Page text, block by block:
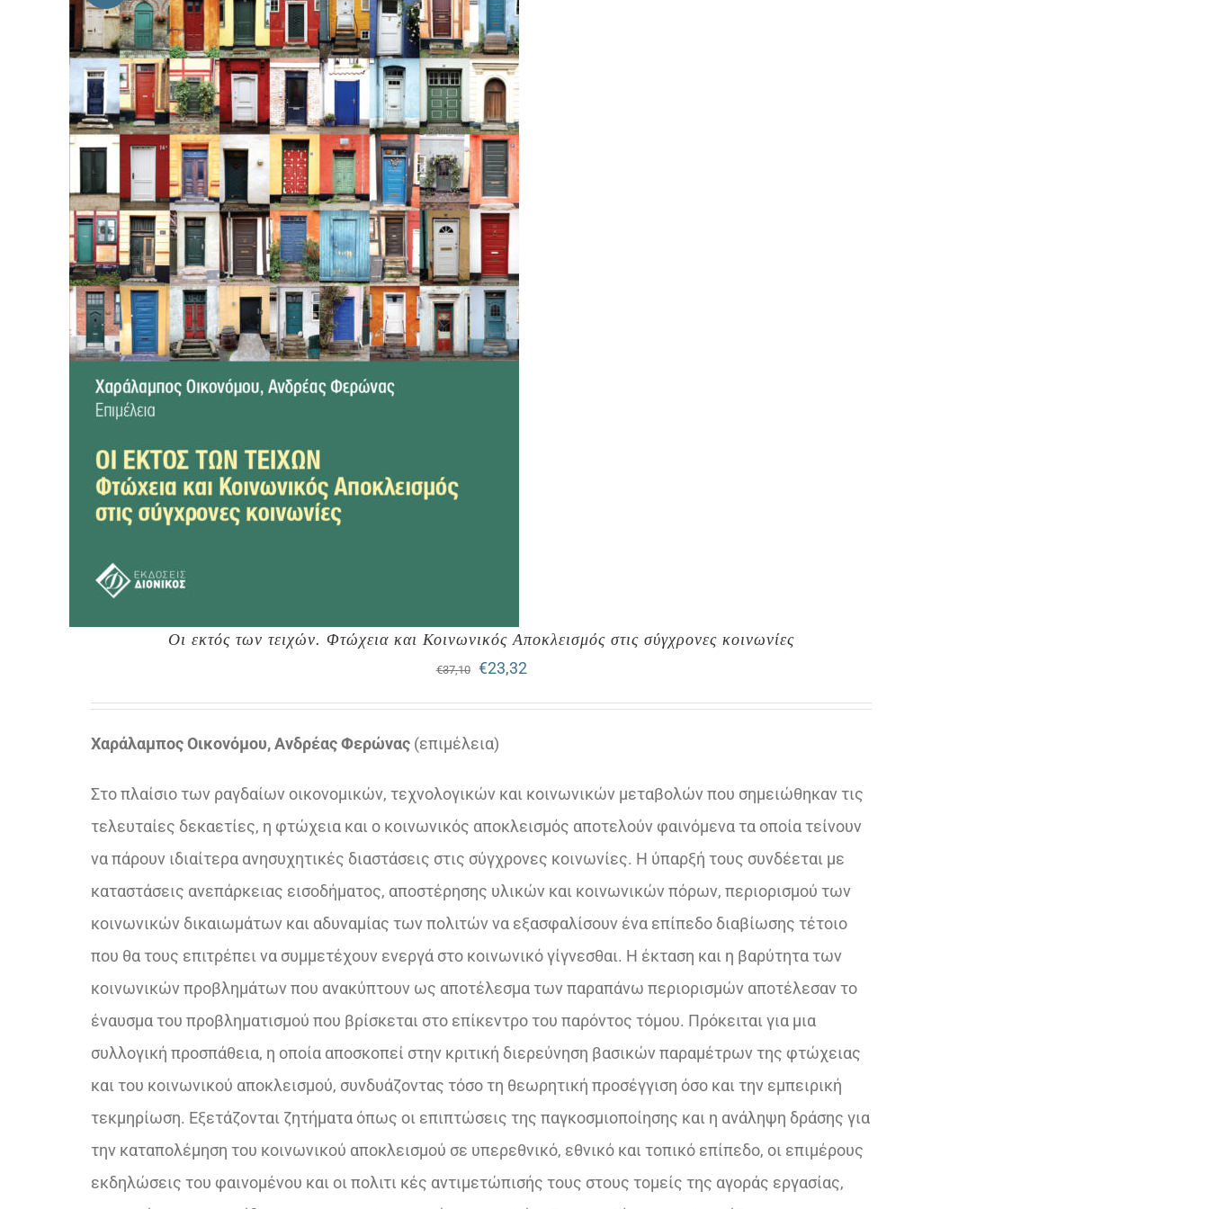
Οι εκτός των τειχών. Φτώχεια και Κοινωνικός Αποκλεισμός στις σύγχρονες κοινωνίες
€37,10
Original
price
€23,32Η
τρέχουσα
€23,32.
Χαράλαμπος Οικονόμου, Ανδρέας Φερώνας(επιμέλεια)
Στο πλαίσιο των ραγδαίων οικονομικών, τεχνολογικών και κοινωνικών μεταβολών που σημειώθηκαν τις
τελευταίες δεκαετίες, η φτώχεια και ο κοινωνικός αποκλεισμός αποτελούν φαινόμενα τα οποία τείνουν
να πάρουν ιδιαίτερα ανησυχητικές διαστάσεις στις σύγχρονες κοινωνίες. Η ύπαρξή τους συνδέεται με
καταστάσεις ανεπάρκειας εισοδήματος, αποστέρησης υλικών και κοινωνικών πόρων, περιορισμού των
κοινωνικών δικαιωμάτων και αδυναμίας των πολιτών να εξασφαλίσουν ένα επίπεδο διαβίωσης τέτοιο
που θα τους επιτρέπει να συμμετέχουν ενεργά στο κοινωνικό γίγνεσθαι. Η έκταση και η βαρύτητα των
κοινωνικών προβλημάτων που ανακύπτουν ως αποτέλεσμα των παραπάνω περιορισμών αποτέλεσαν το
έναυσμα του προβληματισμού που βρίσκεται στο επίκεντρο του παρόντος τόμου. Πρόκειται για μια
συλλογική προσπάθεια, η οποία αποσκοπεί στην κριτική διερεύνηση βασικών παραμέτρων της φτώχειας
και του κοινωνικού αποκλεισμού, συνδυάζοντας τόσο τη θεωρητική προσέγγιση όσο και την εμπειρική
τεκμηρίωση. Εξετάζονται ζητήματα όπως οι επιπτώσεις της παγκοσμιοποίησης και η ανάληψη δράσης για
την καταπολέμηση του κοινωνικού αποκλεισμού σε υπερεθνικό, εθνικό και τοπικό επίπεδο, οι επιμέρους
εκδηλώσεις του φαινομένου και οι πολιτι κές αντιμετώπισής τους στους τομείς της αγοράς εργασίας,